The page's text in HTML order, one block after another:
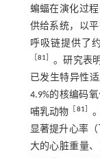
蝙蝠在演化过
供给系统，以
呼吸链提供了
81
。研究表
已发生特异性
4.9%的核编码
哺乳动物
81
显著提升心率
大的心脏重量